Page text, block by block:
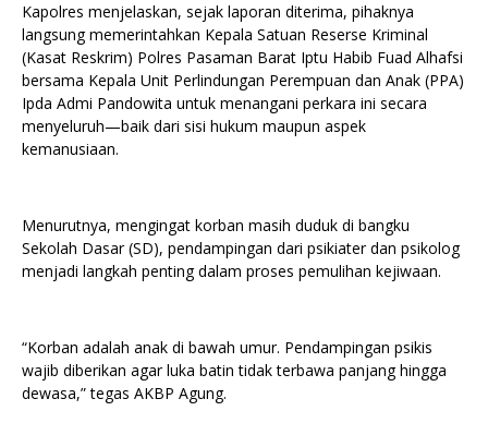
Kapolres menjelaskan, sejak laporan diterima, pihaknya
langsung memerintahkan Kepala Satuan Reserse Kriminal
(Kasat Reskrim) Polres Pasaman Barat Iptu Habib Fuad Alhafsi
bersama Kepala Unit Perlindungan Perempuan dan Anak (PPA)
Ipda Admi Pandowita untuk menangani perkara ini secara
menyeluruh—baik dari sisi hukum maupun aspek
kemanusiaan.
Menurutnya, mengingat korban masih duduk di bangku
Sekolah Dasar (SD), pendampingan dari psikiater dan psikolog
menjadi langkah penting dalam proses pemulihan kejiwaan.
“Korban adalah anak di bawah umur. Pendampingan psikis
wajib diberikan agar luka batin tidak terbawa panjang hingga
dewasa,” tegas AKBP Agung.